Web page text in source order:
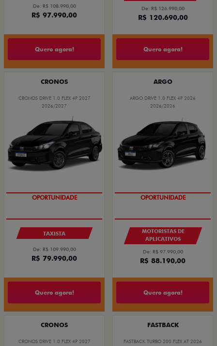
De: R$ 108.990,00
R$ 97.990,00
Quero agora!
De: R$ 126.990,00
R$ 120.690,00
Quero agora!
CRONOS
CRONOS DRIVE 1.0 FLEX 4P 2027
2026/2027
OPORTUNIDADE
TAXISTA
De: R$ 109.990,00
R$ 79.990,00
Quero agora!
ARGO
ARGO DRIVE 1.0 FLEX 4P 2026
2026/2026
OPORTUNIDADE
MOTORISTAS DE
APLICATIVOS
De: R$ 97.990,00
R$ 88.190,00
Quero agora!
CRONOS
CRONOS DRIVE 1.0 FLEX 4P 2027
FASTBACK
FASTBACK TURBO 200 FLEX AT 2026